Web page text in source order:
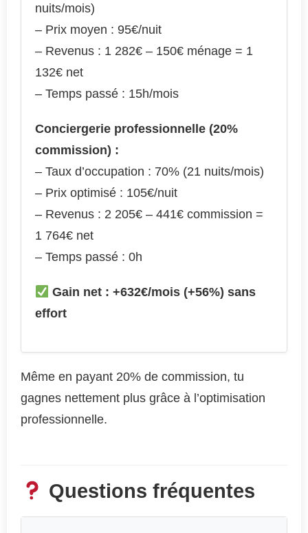
nuits/mois)
– Prix moyen : 95€/nuit
– Revenus : 1 282€ – 150€ ménage = 1
132€ net
– Temps passé : 15h/mois
Conciergerie professionnelle (20%
commission) :
– Taux d’occupation : 70% (21 nuits/mois)
– Prix optimisé : 105€/nuit
– Revenus : 2 205€ – 441€ commission =
1 764€ net
– Temps passé : 0h
Gain net : +632€/mois (+56%) sans
effort
Même en payant 20% de commission, tu
gagnes nettement plus grâce à l’optimisation
professionnelle.
Questions fréquentes